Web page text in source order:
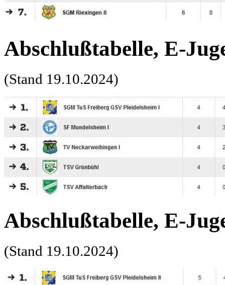
Abschlußtabelle, E-
(Stand 19.10.2024)
Abschlußtabelle, E-
(Stand 19.10.2024)